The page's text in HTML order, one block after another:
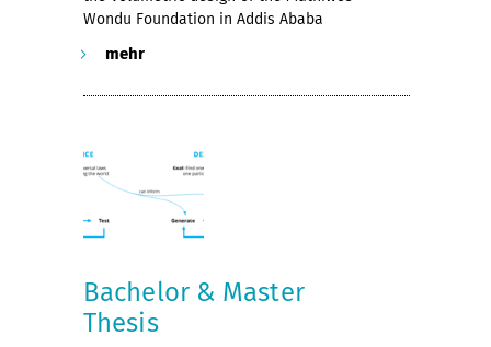
Wondu Foundation in Addis Ababa
mehr
Bachelor & Master
Thesis